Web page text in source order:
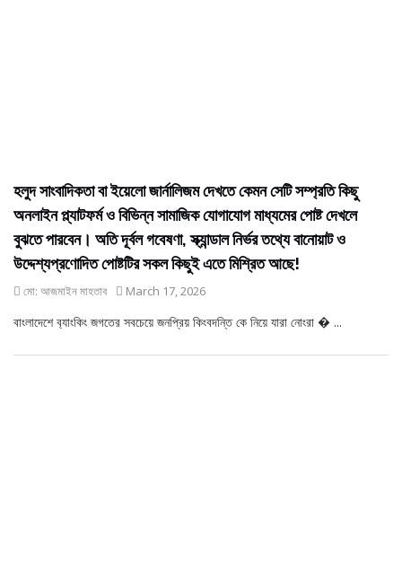
হলুদ সাংবাদিকতা বা ইয়েলো জার্নালিজম দেখতে কেমন সেটি সম্প্রতি কিছু
অনলাইন প্ল্যাটফর্ম ও বিভিন্ন সামাজিক যোগাযোগ মাধ্যমের পোষ্ট দেখলে
বুঝতে পারবেন। অতি দূর্বল গবেষণা, স্ক্যান্ডাল নির্ভর তথ্যে বানোয়াট ও
উদ্দেশ্যপ্রণোদিত পোষ্টটির সকল কিছুই এতে মিশ্রিত আছে!
মো: আজমাইন মাহতাব March 17, 2026
বাংলাদেশে ব‍্যাংকিং জগতের সবচেয়ে জনপ্রিয় কিংবদন্তি কে নিয়ে যারা নোংরা � ...